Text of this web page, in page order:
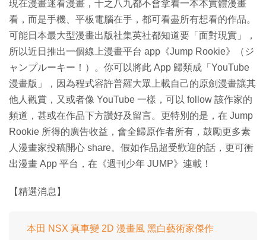
現在漫畫迷看漫畫，十之八九都不會拿着一本本實體漫畫
看，而是手機、平板電腦在手，都可看盡所有想看的作品。
可能日本最大型漫畫出版社集英社都知道要「面對現實」，
所以近日推出一個線上漫畫平台 app《Jump Rookie》（ジ
ャンプルーキー！）。你可以將此 App 歸類成「YouTube
漫畫版」，因為程式容許普羅大眾上載自己的原劍漫畫讓其
他人觀賞，又或者像 YouTube 一樣，可以 follow 該作家的
頻道，甚或在作品下方讚好及留言。更特別的是，在 Jump
Rookie 所得的廣告收益，會全歸原作者所有，鼓勵更多素
人漫畫家投稿開心 share。假如作品超受歡迎的話，更可衝
出漫畫 App 平台，在《週刊少年 JUMP》連載！
【精選消息】
本田 NSX 真車變 2D 漫畫風 黑白藝術家傑作